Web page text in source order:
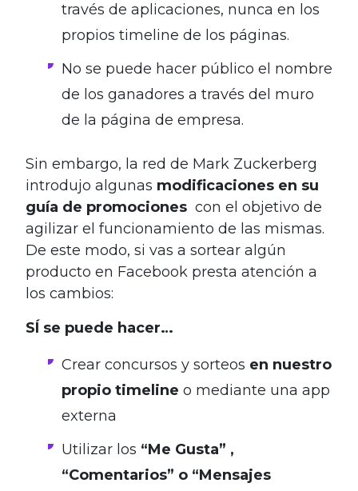
través de aplicaciones, nunca en los
propios timeline de los páginas.
No se puede hacer público el nombre
de los ganadores a través del muro
de la página de empresa.
Sin embargo, la red de Mark Zuckerberg
introdujo algunas modificaciones en su
guía de promociones con el objetivo de
agilizar el funcionamiento de las mismas.
De este modo, si vas a sortear algún
producto en Facebook presta atención a
los cambios:
SÍ se puede hacer…
Crear concursos y sorteos en nuestro
propio timeline o mediante una app
externa
Utilizar los “Me Gusta” ,
“Comentarios” o “Mensajes